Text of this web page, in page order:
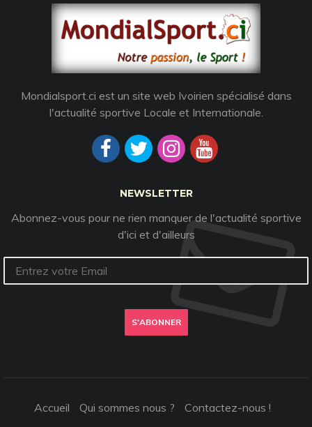
Mondialsport.ci est un site web Ivoirien spécialisé dans
l'actualité sportive Locale et Internationale.
NEWSLETTER
Abonnez-vous pour ne rien manquer de l'actualité sportive
d'ici et d'ailleurs
S'ABONNER
Accueil Qui sommes nous ? Contactez-nous !